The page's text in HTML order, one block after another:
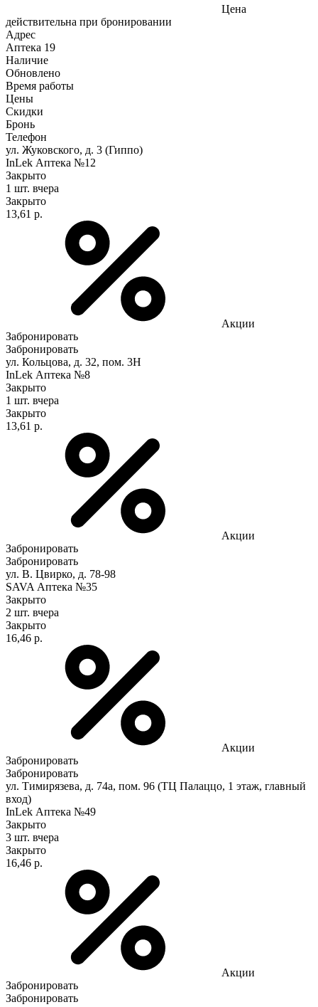
Цена
действительна при бронировании
Адрес
Аптека 19
Наличие
Обновлено
Время работы
Цены
Скидки
Бронь
Телефон
ул. Жуковского, д. 3 (Гиппо)
InLek Аптека №12
Закрыто
1 шт. вчера
Закрыто
13,61 р.
Акции
Забронировать
Забронировать
ул. Кольцова, д. 32, пом. 3Н
InLek Аптека №8
Закрыто
1 шт. вчера
Закрыто
13,61 р.
Акции
Забронировать
Забронировать
ул. В. Цвирко, д. 78-98
SAVA Аптека №35
Закрыто
2 шт. вчера
Закрыто
16,46 р.
Акции
Забронировать
Забронировать
ул. Тимирязева, д. 74а, пом. 96 (ТЦ Палаццо, 1 этаж, главный
вход)
InLek Аптека №49
Закрыто
3 шт. вчера
Закрыто
16,46 р.
Акции
Забронировать
Забронировать